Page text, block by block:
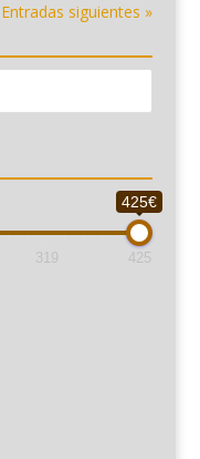
Entradas siguientes »
425€
319 425